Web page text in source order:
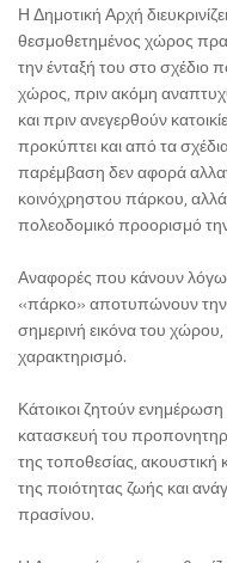
Η Δημοτική Αρχή
θεσμοθετημένος χώρος
την ένταξή του στο σχέδιο
χώρος, πριν ακόμη
και πριν ανεγερθούν
προκύπτει και από τα
παρέμβαση δεν αφορά
κοινόχρηστου πάρκου,
πολεοδομικό προορισμό
Αναφορές που κάνουν
«πάρκο» αποτυπώνουν την
σημερινή εικόνα του
χαρακτηρισμό.
Κάτοικοι ζητούν
κατασκευή του
της τοποθεσίας,
της ποιότητας ζωής και
πρασίνου.